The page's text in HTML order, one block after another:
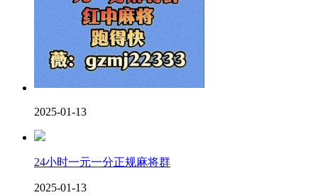
2025-01-13
24小时一元一分正规麻将群
2025-01-13